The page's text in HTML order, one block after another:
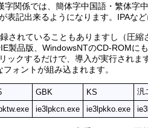
関係では、簡体字中国語・繁体字
記出来るようになります。IPAなど
れていることもありますし（圧
製品版、WindowsNTのCD-ROMに
クするだけで、導入が実行され
ォントが組み込まれます。
GBK KS
汎
ie3lpkcn.exe ie3lpkko.exe